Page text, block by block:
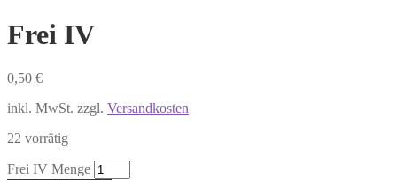
Frei IV
0,50 €
inkl. MwSt. zzgl. Versandkosten
22 vorrätig
Frei IV Menge